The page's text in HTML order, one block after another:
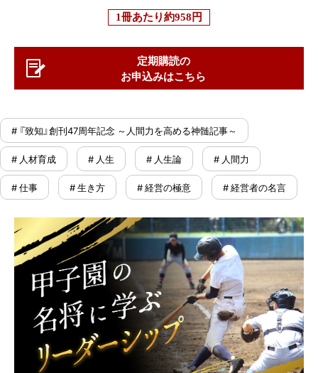
1冊あたり約958円
定期購読の
お申込みはこちら
# 『致知』創刊47周年記念 ～人間力を高める神髄記事～
# 人材育成 # 人生 # 人生論 # 人間力
# 仕事 # 生き方 # 経営の極意 # 経営者の名言